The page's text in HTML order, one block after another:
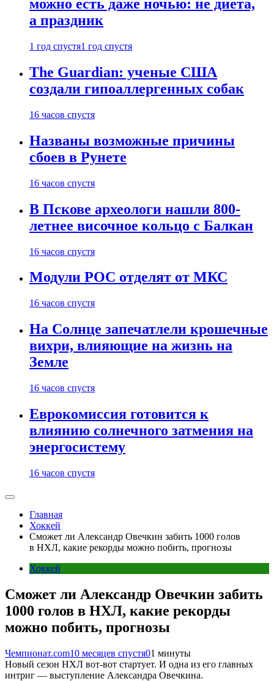
можно есть даже ночью: не диета,
а праздник
1 год спустя1 год спустя
The Guardian: ученые США
создали гипоаллергенных собак
16 часов спустя
Названы возможные причины
сбоев в Рунете
16 часов спустя
В Пскове археологи нашли 800-
летнее височное кольцо с Балкан
16 часов спустя
Модули РОС отделят от МКС
16 часов спустя
На Солнце запечатлели крошечные
вихри, влияющие на жизнь на
Земле
16 часов спустя
Еврокомиссия готовится к
влиянию солнечного затмения на
энергосистему
16 часов спустя
Главная
Хоккей
Сможет ли Александр Овечкин забить 1000 голов
в НХЛ, какие рекорды можно побить, прогнозы
Хоккей
Сможет ли Александр Овечкин забить
1000 голов в НХЛ, какие рекорды
можно побить, прогнозы
Чемпионат.com10 месяцев спустя01 минуты
Новый сезон НХЛ вот-вот стартует. И одна из его главных
интриг — выступление Александра Овечкина.